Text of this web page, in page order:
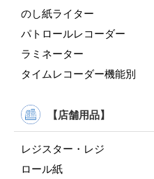
のし紙ライター
パトロールレコーダー
ラミネーター
タイムレコーダー機能別
【店舗用品】
レジスター・レジ
ロール紙